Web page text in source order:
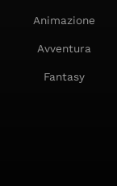
Animazione
Avventura
Fantasy